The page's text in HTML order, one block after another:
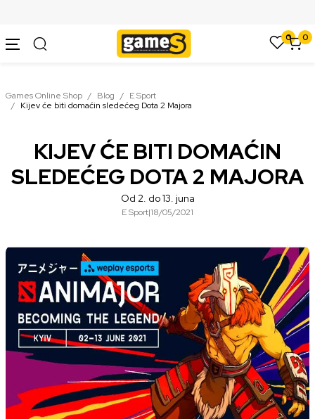
0 0
Games Online Shop Blog
E Sport
Kijev će biti domaćin sledećeg Dota 2 Majora
KIJEV ĆE BITI DOMAĆIN
SLEDEĆEG DOTA 2 MAJORA
Od 2. do 13. juna
E Sport|18/05/2021